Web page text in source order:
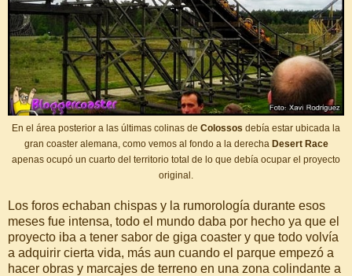
En el área posterior a las últimas colinas de Colossos debía estar ubicada la
gran coaster alemana, como vemos al fondo a la derecha Desert Race
apenas ocupó un cuarto del territorio total de lo que debía ocupar el proyecto
original.
Los foros echaban chispas y la rumorología durante esos
meses fue intensa, todo el mundo daba por hecho ya que el
proyecto iba a tener sabor de giga coaster y que todo volvía
a adquirir cierta vida, más aun cuando el parque empezó a
hacer obras y marcajes de terreno en una zona colindante a